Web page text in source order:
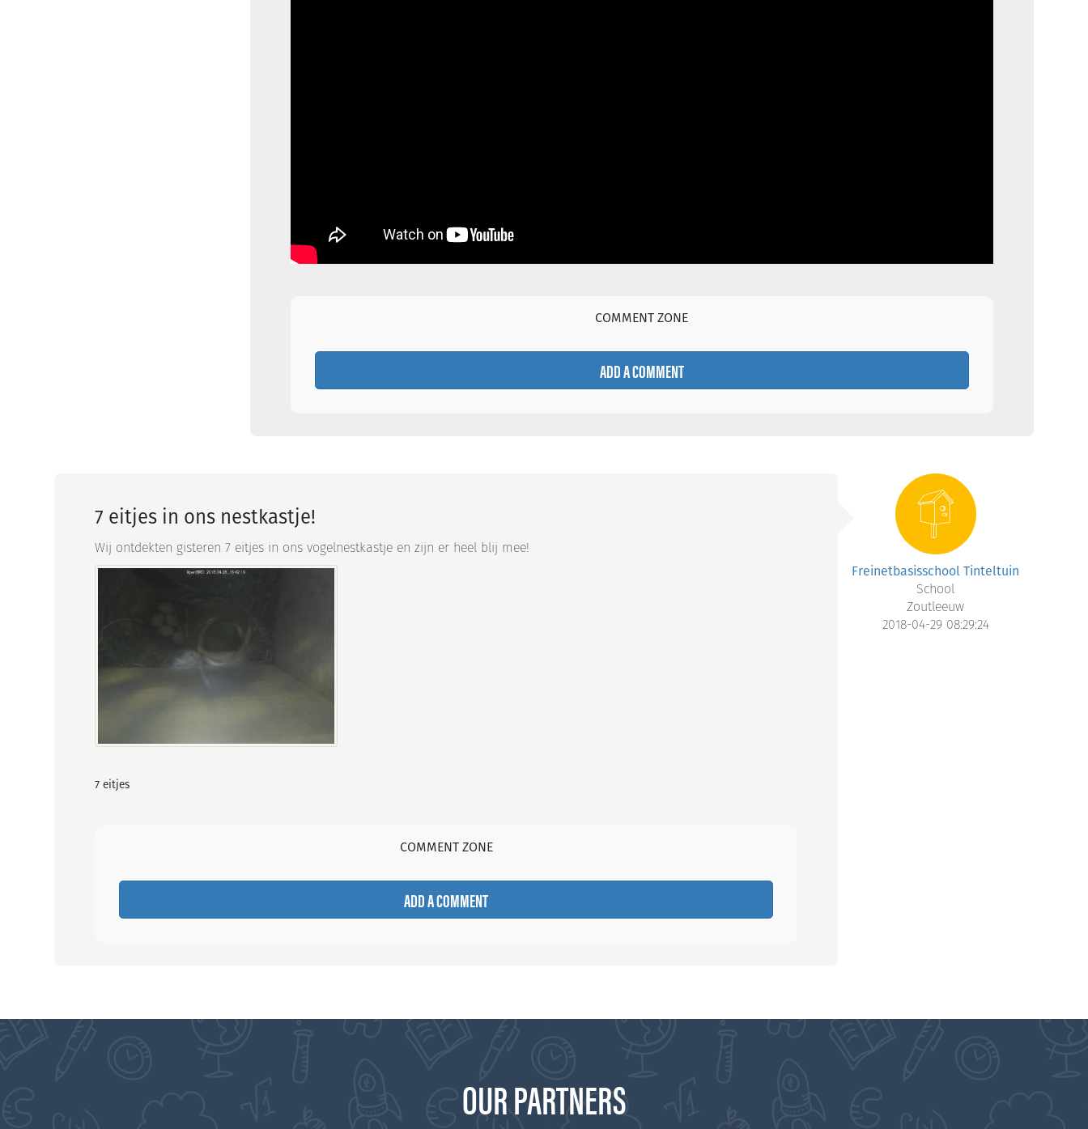
COMMENT ZONE
ADD A COMMENT
Freinetbasisschool Tinteltuin
School
Zoutleeuw
2018-04-29 08:29:24
7 eitjes in ons nestkastje!
Wij ontdekten gisteren 7 eitjes in ons vogelnestkastje en zijn er heel blij mee!
7 eitjes
COMMENT ZONE
ADD A COMMENT
OUR PARTNERS